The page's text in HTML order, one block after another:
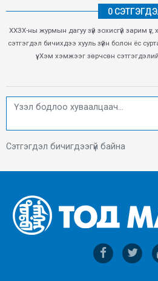
0
ХХЗХ-ны журмын дагуу зүй зохисгүй зарим
сэтгэгдэл бичихдээ хууль зүйн болон ёс
үү. Хэм хэмжээг зөрчсөн
Сэтгэгдэл бичигдээгүй байна